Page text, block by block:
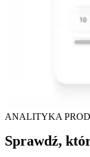
ANALITYKA
Sprawdź,